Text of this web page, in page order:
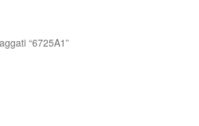
“6725A1”